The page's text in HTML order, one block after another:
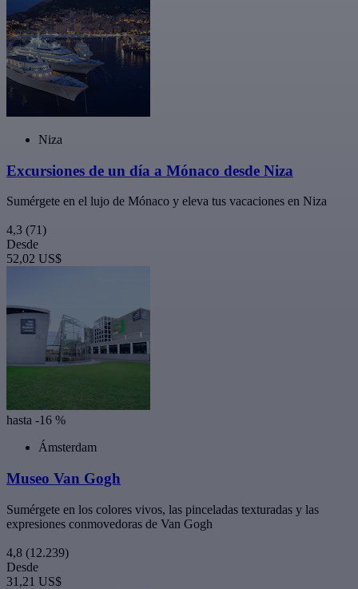
Niza
Excursiones de un día a Mónaco desde Niza
Sumérgete en el lujo de Mónaco y eleva tus vacaciones en Niza
4,3 (71)
Desde
52,02 US$
hasta -16 %
Ámsterdam
Museo Van Gogh
Sumérgete en los colores vivos, las pinceladas texturadas y las
expresiones conmovedoras de Van Gogh
4,8 (12.239)
Desde
31,21 US$